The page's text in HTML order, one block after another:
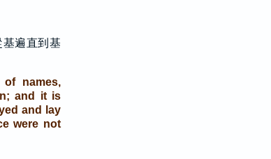
遍直到基
names,
and it is
and lay
were not